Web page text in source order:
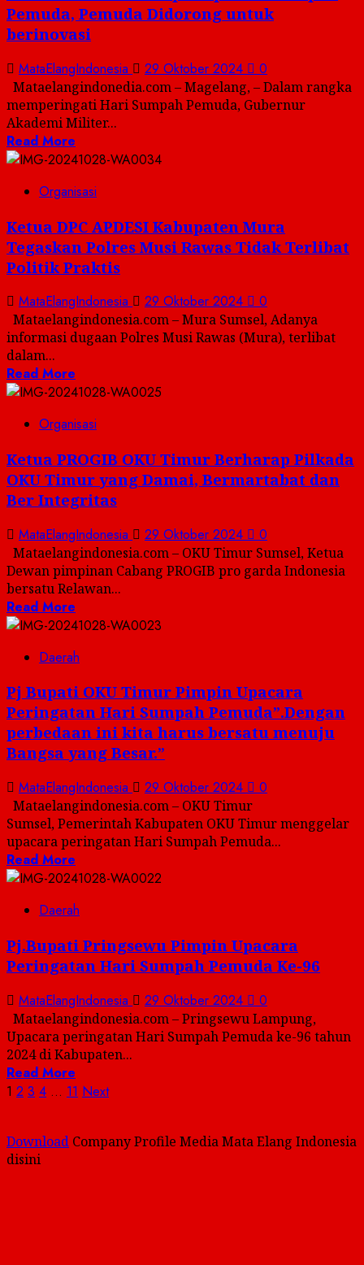
Pemuda, Pemuda Didorong untuk
berinovasi
MataElangIndonesia 29 Oktober 2024 0
Mataelangindonedia.com – Magelang, – Dalam rangka
memperingati Hari Sumpah Pemuda, Gubernur
Akademi Militer...
Read More
Organisasi
Ketua DPC APDESI Kabupaten Mura
Tegaskan Polres Musi Rawas Tidak Terlibat
Politik Praktis
MataElangIndonesia 29 Oktober 2024 0
Mataelangindonesia.com – Mura Sumsel, Adanya
informasi dugaan Polres Musi Rawas (Mura), terlibat
dalam...
Read More
Organisasi
Ketua PROGIB OKU Timur Berharap Pilkada
OKU Timur yang Damai, Bermartabat dan
Ber Integritas
MataElangIndonesia 29 Oktober 2024 0
Mataelangindonesia.com – OKU Timur Sumsel, Ketua
Dewan pimpinan Cabang PROGIB pro garda Indonesia
bersatu Relawan...
Read More
Daerah
Pj Bupati OKU Timur Pimpin Upacara
Peringatan Hari Sumpah Pemuda”.Dengan
perbedaan ini kita harus bersatu menuju
Bangsa yang Besar.”
MataElangIndonesia 29 Oktober 2024 0
Mataelangindonesia.com – OKU Timur
Sumsel, Pemerintah Kabupaten OKU Timur menggelar
upacara peringatan Hari Sumpah Pemuda...
Read More
Daerah
Pj.Bupati Pringsewu Pimpin Upacara
Peringatan Hari Sumpah Pemuda Ke-96
MataElangIndonesia 29 Oktober 2024 0
Mataelangindonesia.com – Pringsewu Lampung,
Upacara peringatan Hari Sumpah Pemuda ke-96 tahun
2024 di Kabupaten...
Read More
Paginasi
1 2 3 4 … 11 Next
Download Company Profile Media Mata Elang Indonesia
disini